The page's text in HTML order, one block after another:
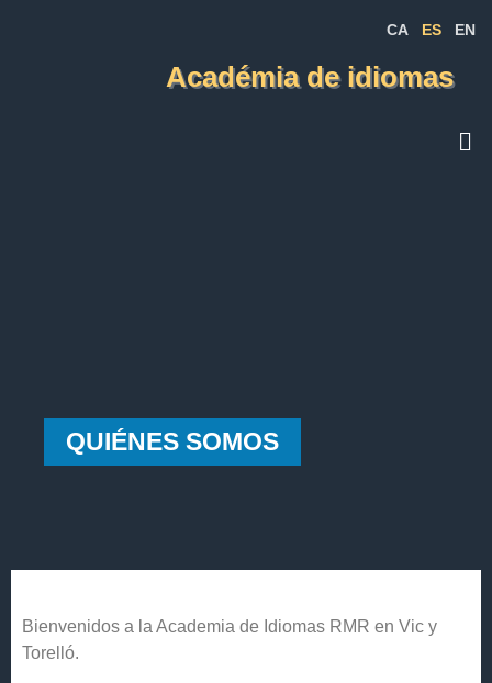
CA ES EN
Académia de idiomas
QUIÉNES SOMOS
Bienvenidos a la Academia de Idiomas RMR en Vic y
Torelló.